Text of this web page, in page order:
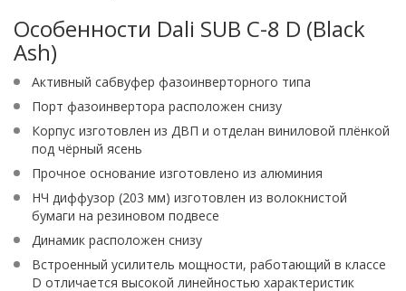
Особенности Dali SUB C-8 D (Black
Ash)
Активный сабвуфер фазоинверторного типа
Порт фазоинвертора расположен снизу
Корпус изготовлен из ДВП и отделан виниловой плёнкой
под чёрный ясень
Прочное основание изготовлено из алюминия
НЧ диффузор (203 мм) изготовлен из волокнистой
бумаги на резиновом подвесе
Динамик расположен снизу
Встроенный усилитель мощности, работающий в классе
D отличается высокой линейностью характеристик